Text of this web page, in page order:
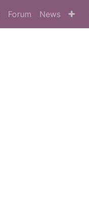
Forum News